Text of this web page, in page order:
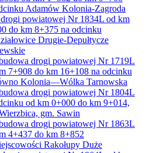
Adamów Kolonia-Zagroda
powiatowej Nr 1834L od km
do km 8+375 na odcinku
Drugie-Depułtycze
drogi powiatowej Nr 1719L
7+908 do km 16+108 na odcinku
Kolonia—Wólka Tarnowska
drogi powiatowej Nr 1804L
od km 0+000 do km 9+014,
gm. Sawin
drogi powiatowej Nr 1863L
4+437 do km 8+852
Rakołupy Duże